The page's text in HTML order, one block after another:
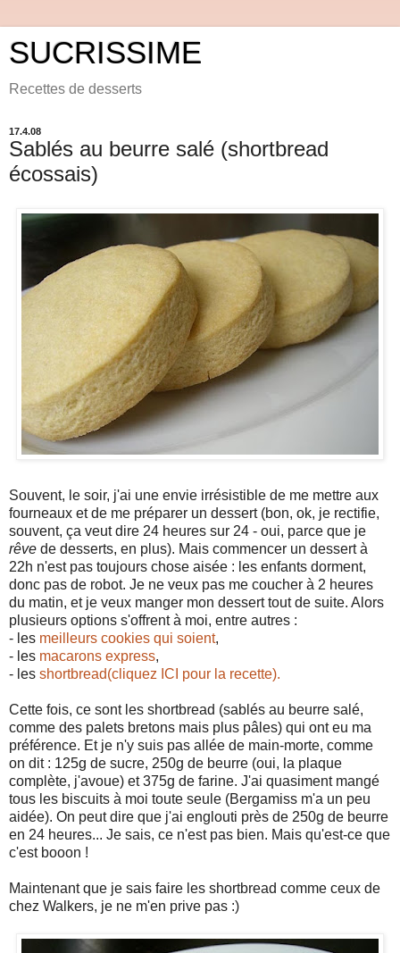
SUCRISSIME
Recettes de desserts
17.4.08
Sablés au beurre salé (shortbread
écossais)
Souvent, le soir, j'ai une envie irrésistible de me mettre aux
fourneaux et de me préparer un dessert (bon, ok, je rectifie,
souvent, ça veut dire 24 heures sur 24 - oui, parce que je
rêve de desserts, en plus). Mais commencer un dessert à
22h n'est pas toujours chose aisée : les enfants dorment,
donc pas de robot. Je ne veux pas me coucher à 2 heures
du matin, et je veux manger mon dessert tout de suite. Alors
plusieurs options s'offrent à moi, entre autres :
- les meilleurs cookies qui soient,
- les macarons express,
- les shortbread(cliquez ICI pour la recette).
Cette fois, ce sont les shortbread (sablés au beurre salé,
comme des palets bretons mais plus pâles) qui ont eu ma
préférence. Et je n'y suis pas allée de main-morte, comme
on dit : 125g de sucre, 250g de beurre (oui, la plaque
complète, j'avoue) et 375g de farine. J'ai quasiment mangé
tous les biscuits à moi toute seule (Bergamiss m'a un peu
aidée). On peut dire que j'ai englouti près de 250g de beurre
en 24 heures... Je sais, ce n'est pas bien. Mais qu'est-ce que
c'est booon !
Maintenant que je sais faire les shortbread comme ceux de
chez Walkers, je ne m'en prive pas :)